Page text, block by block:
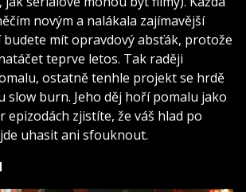
novým a nalákala zajímavější
budete mít opravdový absťák, protože
teprve letos. Tak raději
ostatně tenhle projekt se hrdě
slow burn. Jeho děj hoří pomalu jako
epizodách zjistíte, že váš hlad po
uhasit ani sfouknout.